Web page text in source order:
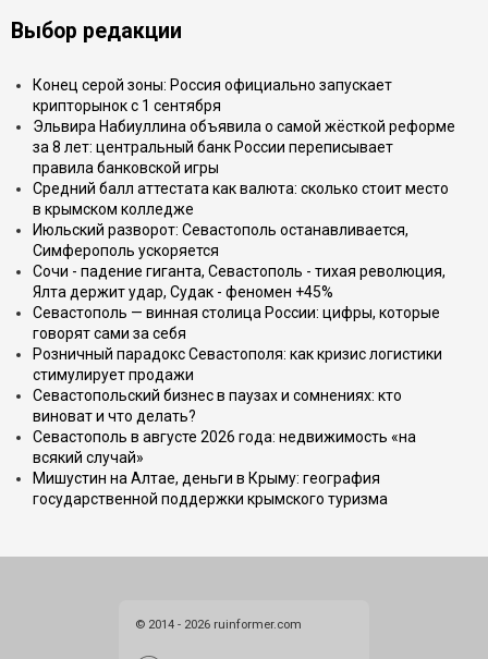
Выбор редакции
Конец серой зоны: Россия официально запускает
крипторынок с 1 сентября
Эльвира Набиуллина объявила о самой жёсткой реформе
за 8 лет: центральный банк России переписывает
правила банковской игры
Средний балл аттестата как валюта: сколько стоит место
в крымском колледже
Июльский разворот: Севастополь останавливается,
Симферополь ускоряется
Сочи - падение гиганта, Севастополь - тихая революция,
Ялта держит удар, Судак - феномен +45%
Севастополь — винная столица России: цифры, которые
говорят сами за себя
Розничный парадокс Севастополя: как кризис логистики
стимулирует продажи
Севастопольский бизнес в паузах и сомнениях: кто
виноват и что делать?
Севастополь в августе 2026 года: недвижимость «на
всякий случай»
Мишустин на Алтае, деньги в Крыму: география
государственной поддержки крымского туризма
© 2014 - 2026 ruinformer.com